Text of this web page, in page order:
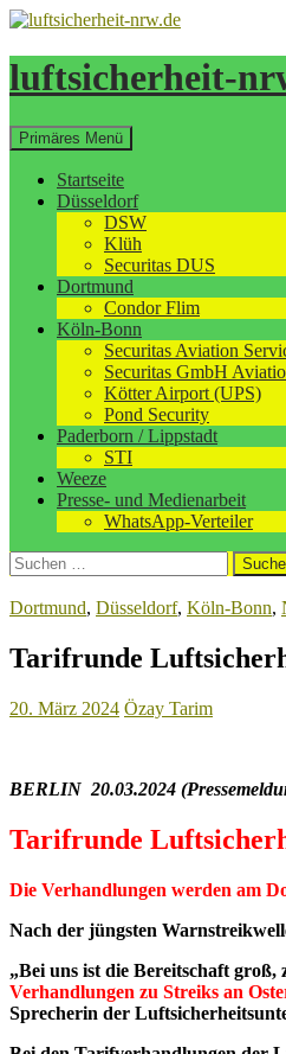
Zum
springen
luftsicherheit-
Suchen
Primäres Menü
Startseite
Düsseldorf
DSW
Klüh
Securitas DUS
Dortmund
Condor Flim
Köln-Bonn
Securitas Aviation
Securitas GmbH
Kötter Airport (UPS)
Pond Security
Paderborn / Lippstadt
STI
Weeze
Presse- und Medienarbeit
WhatsApp-Verteiler
Suchen
nach:
Dortmund, Düsseldorf, Köln-Bonn,
Tarifrunde
20. März 2024 Özay Tarim
BERLIN 20.03.2024
Tarifrunde
Die Verhandlungen werden am
Nach der jüngsten
„Bei uns ist die Bereitschaft
Verhandlungen zu Streiks an
Sprecherin der